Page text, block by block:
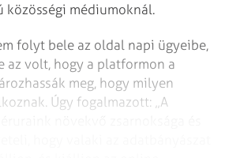
közösségi médiumoknál.
folyt bele az oldal napi ügyeibe,
az volt, hogy a platformon a
meg, hogy milyen
Úgy fogalmazott: „A